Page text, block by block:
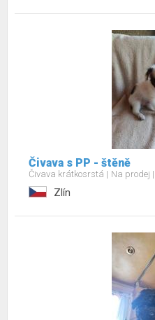
Čivava s PP - štěně
Čivava krátkosrstá Na prodej
Zlín